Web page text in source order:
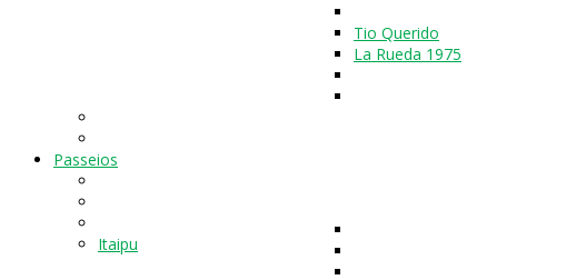
Tio Querido
La Rueda 1975
Passeios
Itaipu